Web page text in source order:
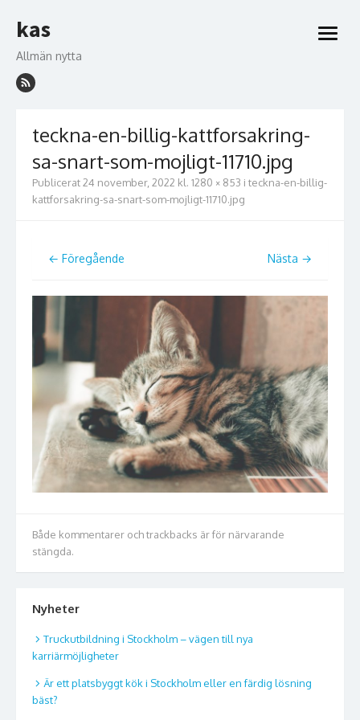
till
kas
Allmän nytta
öppna
teckna-en-billig-kattforsakring-
sa-snart-som-mojligt-11710.jpg
Publicerat24 november, 2022 kl. 1280 × 853 i teckna-en-billig-
kattforsakring-sa-snart-som-mojligt-11710.jpg
← Föregående Nästa →
Både kommentarer och trackbacks är för närvarande
stängda.
Nyheter
Truckutbildning i Stockholm – vägen till nya
karriärmöjligheter
Är ett platsbyggt kök i Stockholm eller en färdig lösning
bäst?